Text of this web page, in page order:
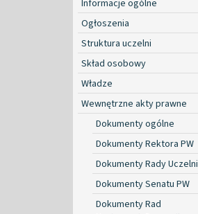
Informacje ogólne
Ogłoszenia
Struktura uczelni
Skład osobowy
Władze
Wewnętrzne akty prawne
Dokumenty ogólne
Dokumenty Rektora PW
Dokumenty Rady Uczelni
Dokumenty Senatu PW
Dokumenty Rad